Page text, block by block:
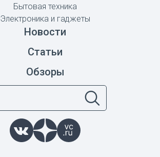
Бытовая техника
Электроника и гаджеты
Новости
Статьи
Обзоры